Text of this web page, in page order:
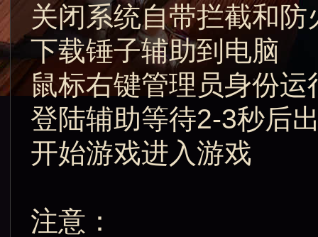
关闭系统自带拦截和防
下载锤子辅助到电脑
鼠标右键管理员身份运
登陆辅助等待2-3秒后
开始游戏进入游戏
注意：